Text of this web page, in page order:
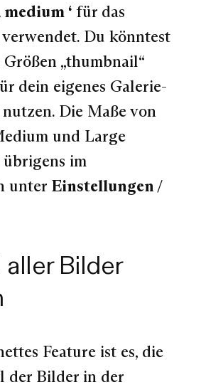
für das
Du könntest
„thumbnail“
dein eigenes Galerie-
Die Maße von
und Large
im
unter Einstellungen /
aller Bilder
Feature ist es, die
der Bilder in der